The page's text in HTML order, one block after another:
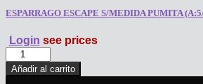
L:33)
cantidad
ESPARRAGO ESCAPE S/MEDIDA PUMITA
Login see prices
ESPARRAGO
ESCAPE
S/MEDIDA
Añadir al carrito